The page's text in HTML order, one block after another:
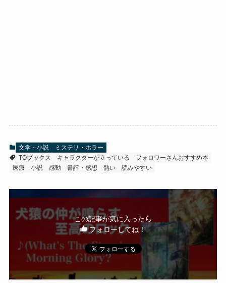
文学・小説
ミステリ・ホラー
TOブックス
キャラクターが立っている
フォロワーさんおすすめ本
医療
小説 感動 書評・感想 熱い 読みやすい
この記事が気に入ったら
フォローしてね！